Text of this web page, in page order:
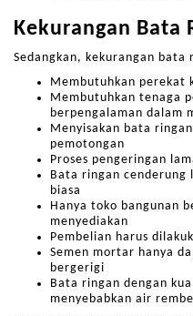
Kekurangan Bata
Sedangkan, kekurangan
Membutuhkan perekat
Membutuhkan tenaga
berpengalaman dalam
Menyisakan bata
pemotongan
Proses pengeringan
Bata ringan cenderung
biasa
Hanya toko bangunan
menyediakan
Pembelian harus
Semen mortar hanya
bergerigi
Bata ringan dengan
menyebabkan air